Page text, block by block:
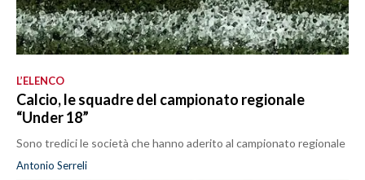
L’ELENCO
Calcio, le squadre del campionato regionale
“Under 18”
Sono tredici le società che hanno aderito al campionato regionale
Antonio Serreli